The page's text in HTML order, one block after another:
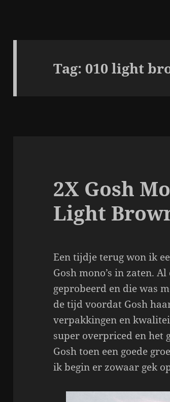
Tag: 010 light
2X Gosh
Light
Een tijdje terug won ik
Gosh mono’s in zaten.
geprobeerd en die was
de tijd voordat Gosh
verpakkingen en
super overpriced en het
Gosh toen een goede
ik begin er zowaar gek